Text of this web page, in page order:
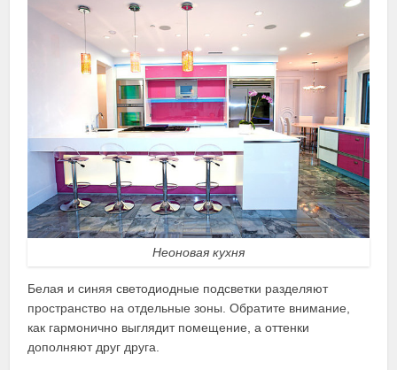
Неоновая кухня
Белая и синяя светодиодные подсветки разделяют
пространство на отдельные зоны. Обратите внимание,
как гармонично выглядит помещение, а оттенки
дополняют друг друга.